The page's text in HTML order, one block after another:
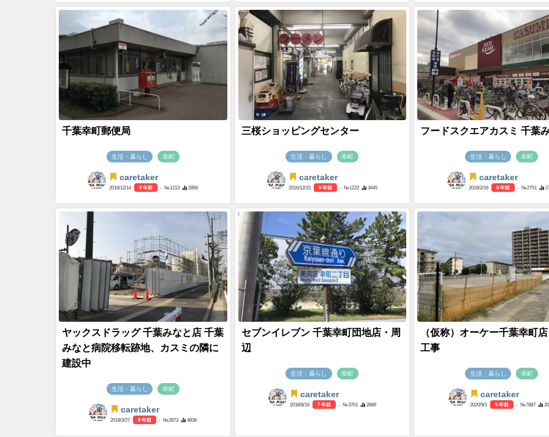
千葉幸町郵便局
生活・暮らし 幸町
caretaker
2016/12/14 9 年前 - №1213 2856
三桜ショッピングセンター
生活・暮らし 幸町
caretaker
2016/12/15 9 年前 - №1222 3445
フードスクエアカスミ 千葉
生活・暮らし 幸町
caretaker
2018/2/16 8 年前 - №2751
ヤックスドラッグ 千葉みなと店 千葉
みなと病院移転跡地、カスミの隣に
建設中
生活・暮らし 幸町
caretaker
2018/3/27 8 年前 - №2873 4836
セブンイレブン 千葉幸町団地店・周
辺
生活・暮らし 幸町
caretaker
2018/8/16 7 年前 - №3701 2866
（仮称）オーケー千葉幸町
工事
生活・暮らし 幸町
caretaker
2020/9/1 5 年前 - №7887